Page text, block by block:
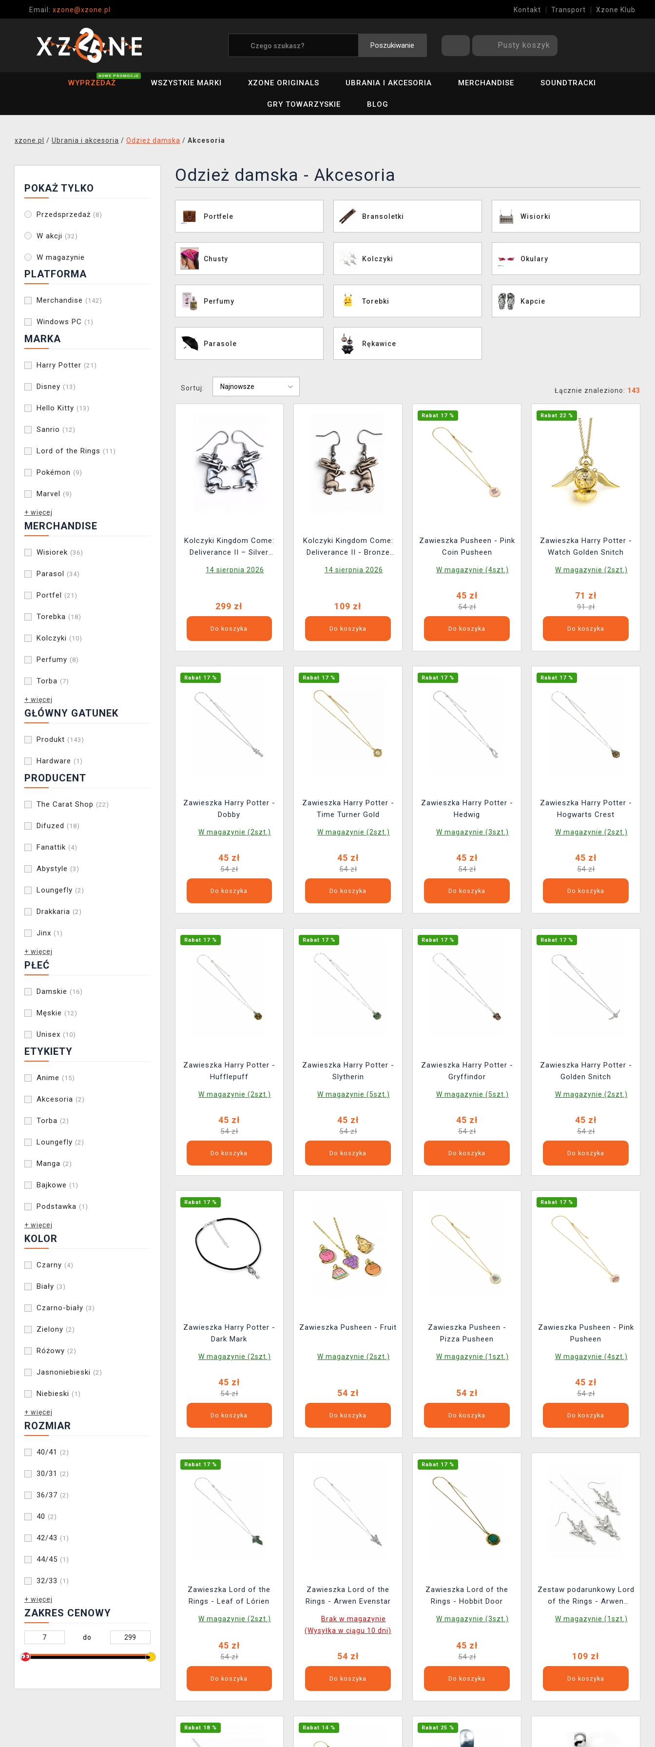
Email: xzone@xzone.pl Kontakt Transport Xzone Klub
Poszukiwanie Pusty koszyk
WYPRZEDAŻ
NOWE PROMOCJE
WSZYSTKIE MARKI XZONE ORIGINALS UBRANIA I AKCESORIA MERCHANDISE SOUNDTRACKI
GRY TOWARZYSKIE BLOG
xzone.pl / Ubrania i akcesoria / Odzież damska / Akcesoria
POKAŻ TYLKO
Przedsprzedaż (8)
W akcji (32)
W magazynie
PLATFORMA
Merchandise (142)
Windows PC (1)
MARKA
Harry Potter (21)
Disney (13)
Hello Kitty (13)
Sanrio (12)
Lord of the Rings (11)
Pokémon (9)
Marvel (9)
+ więcej
MERCHANDISE
Wisiorek (36)
Parasol (34)
Portfel (21)
Torebka (18)
Kolczyki (10)
Perfumy (8)
Torba (7)
+ więcej
GŁÓWNY GATUNEK
Produkt (143)
Hardware (1)
PRODUCENT
The Carat Shop (22)
Difuzed (18)
Fanattik (4)
Abystyle (3)
Loungefly (2)
Drakkaria (2)
Jinx (1)
+ więcej
PŁEĆ
Damskie (16)
Męskie (12)
Unisex (10)
ETYKIETY
Anime (15)
Akcesoria (2)
Torba (2)
Loungefly (2)
Manga (2)
Bajkowe (1)
Podstawka (1)
+ więcej
KOLOR
Czarny (4)
Biały (3)
Czarno-biały (3)
Zielony (2)
Różowy (2)
Jasnoniebieski (2)
Niebieski (1)
+ więcej
ROZMIAR
40/41 (2)
30/31 (2)
36/37 (2)
40 (2)
42/43 (1)
44/45 (1)
32/33 (1)
+ więcej
ZAKRES CENOWY
do
Odzież damska - Akcesoria
Portfele Bransoletki Wisiorki
Chusty Kolczyki Okulary
Perfumy Torebki Kapcie
Parasole Rękawice
Sortuj: Łącznie znaleziono: 143
Kolczyki Kingdom Come:
Deliverance II – Silver
14 sierpnia 2026
299 zł
Do koszyka
Kolczyki Kingdom Come:
Deliverance II - Bronze
14 sierpnia 2026
109 zł
Do koszyka
Rabat 17 %
Zawieszka Pusheen - Pink
Coin Pusheen
W magazynie (4szt.)
45 zł
54 zł
Do koszyka
Rabat 22 %
Zawieszka Harry Potter -
Watch Golden Snitch
W magazynie (2szt.)
71 zł
91 zł
Do koszyka
Rabat 17 %
Zawieszka Harry Potter -
Dobby
W magazynie (2szt.)
45 zł
54 zł
Do koszyka
Rabat 17 %
Zawieszka Harry Potter -
Time Turner Gold
W magazynie (2szt.)
45 zł
54 zł
Do koszyka
Rabat 17 %
Zawieszka Harry Potter -
Hedwig
W magazynie (3szt.)
45 zł
54 zł
Do koszyka
Rabat 17 %
Zawieszka Harry Potter -
Hogwarts Crest
W magazynie (2szt.)
45 zł
54 zł
Do koszyka
Rabat 17 %
Zawieszka Harry Potter -
Hufflepuff
W magazynie (2szt.)
45 zł
54 zł
Do koszyka
Rabat 17 %
Zawieszka Harry Potter -
Slytherin
W magazynie (5szt.)
45 zł
54 zł
Do koszyka
Rabat 17 %
Zawieszka Harry Potter -
Gryffindor
W magazynie (5szt.)
45 zł
54 zł
Do koszyka
Rabat 17 %
Zawieszka Harry Potter -
Golden Snitch
W magazynie (2szt.)
45 zł
54 zł
Do koszyka
Rabat 17 %
Zawieszka Harry Potter -
Dark Mark
W magazynie (2szt.)
45 zł
54 zł
Do koszyka
Zawieszka Pusheen - Fruit
W magazynie (2szt.)
54 zł
Do koszyka
Zawieszka Pusheen -
Pizza Pusheen
W magazynie (1szt.)
54 zł
Do koszyka
Rabat 17 %
Zawieszka Pusheen - Pink
Pusheen
W magazynie (4szt.)
45 zł
54 zł
Do koszyka
Rabat 17 %
Zawieszka Lord of the
Rings - Leaf of Lórien
W magazynie (2szt.)
45 zł
54 zł
Do koszyka
Zawieszka Lord of the
Rings - Arwen Evenstar
Brak w magazynie
(Wysyłka w ciągu 10 dni)
54 zł
Do koszyka
Rabat 17 %
Zawieszka Lord of the
Rings - Hobbit Door
W magazynie (3szt.)
45 zł
54 zł
Do koszyka
Zestaw podarunkowy Lord
of the Rings - Arwen
kolczyki)
W magazynie (1szt.)
109 zł
Do koszyka
Rabat 18 % Rabat 14 % Rabat 25 %